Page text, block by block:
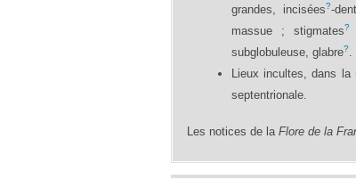
grandes, incisées?-
massue ; stigmates?
subglobuleuse, glabre?
Lieux incultes, dans
septentrionale.
Les notices de la Flore de la